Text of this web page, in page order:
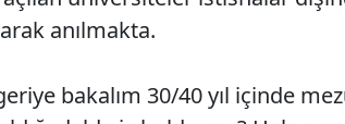
anılmakta.
bakalım 30/40 yıl içinde